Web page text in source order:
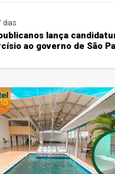
dias
lança
ao governo de São